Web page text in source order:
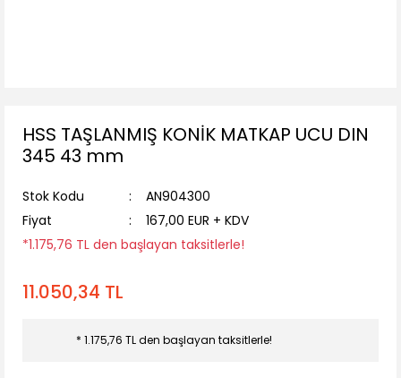
HSS TAŞLANMIŞ KONİK MATKAP UCU DIN
345 43 mm
Stok Kodu
AN904300
Fiyat
167,00 EUR + KDV
*1.175,76 TL den başlayan taksitlerle!
11.050,34 TL
* 1.175,76 TL den başlayan taksitlerle!